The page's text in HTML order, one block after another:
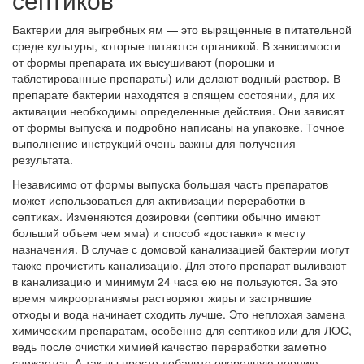
Бактерии для выгребных ям — это выращенные в питательной
среде культуры, которые питаются органикой. В зависимости
от формы препарата их высушивают (порошки и
таблетированные препараты) или делают водный раствор. В
препарате бактерии находятся в спящем состоянии, для их
активации необходимы определенные действия. Они зависят
от формы выпуска и подробно написаны на упаковке. Точное
выполнение инструкций очень важны для получения
результата.
Независимо от формы выпуска большая часть препаратов
может использоваться для активизации переработки в
септиках. Изменяются дозировки (септики обычно имеют
больший объем чем яма) и способ «доставки» к месту
назначения. В случае с домовой канализацией бактерии могут
также прочистить канализацию. Для этого препарат выливают
в канализацию и минимум 24 часа ею не пользуются. За это
время микроорганизмы растворяют жиры и застрявшие
отходы и вода начинает сходить лучше. Это неплохая замена
химическим препаратам, особенно для септиков или для ЛОС,
ведь после очистки химией качество переработки заметно